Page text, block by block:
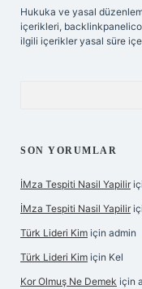
Hukuka ve yasal
içerikleri,
ilgili içerikler yasal süre
SON YORUMLAR
İMza Tespiti Nasil Yapilir
İMza Tespiti Nasil Yapilir
Türk Lideri Kim için admin
Türk Lideri Kim için Kel
Kor Olmuş Ne Demek için